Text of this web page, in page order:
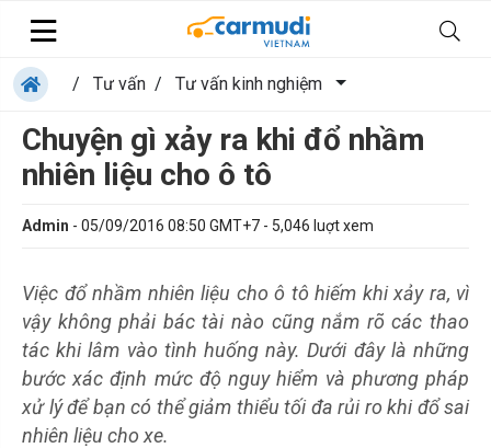
/ Tư vấn / Tư vấn kinh nghiệm
Chuyện gì xảy ra khi đổ nhầm
nhiên liệu cho ô tô
Admin - 05/09/2016 08:50 GMT+7 - 5,046 luợt xem
Việc đổ nhầm nhiên liệu cho ô tô hiếm khi xảy ra, vì
vậy không phải bác tài nào cũng nắm rõ các thao
tác khi lâm vào tình huống này. Dưới đây là những
bước xác định mức độ nguy hiểm và phương pháp
xử lý để bạn có thể giảm thiểu tối đa rủi ro khi đổ sai
nhiên liệu cho xe.